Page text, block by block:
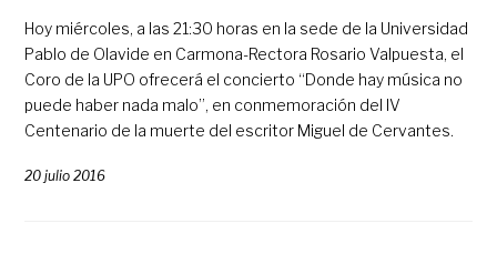
Hoy miércoles, a las 21:30 horas en la sede de la Universidad
Pablo de Olavide en Carmona-Rectora Rosario Valpuesta, el
Coro de la UPO ofrecerá el concierto “Donde hay música no
puede haber nada malo”, en conmemoración del IV
Centenario de la muerte del escritor Miguel de Cervantes.
20 julio 2016